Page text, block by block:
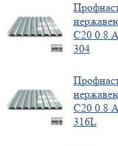
С20 0.8
304
С20 0.8
316L